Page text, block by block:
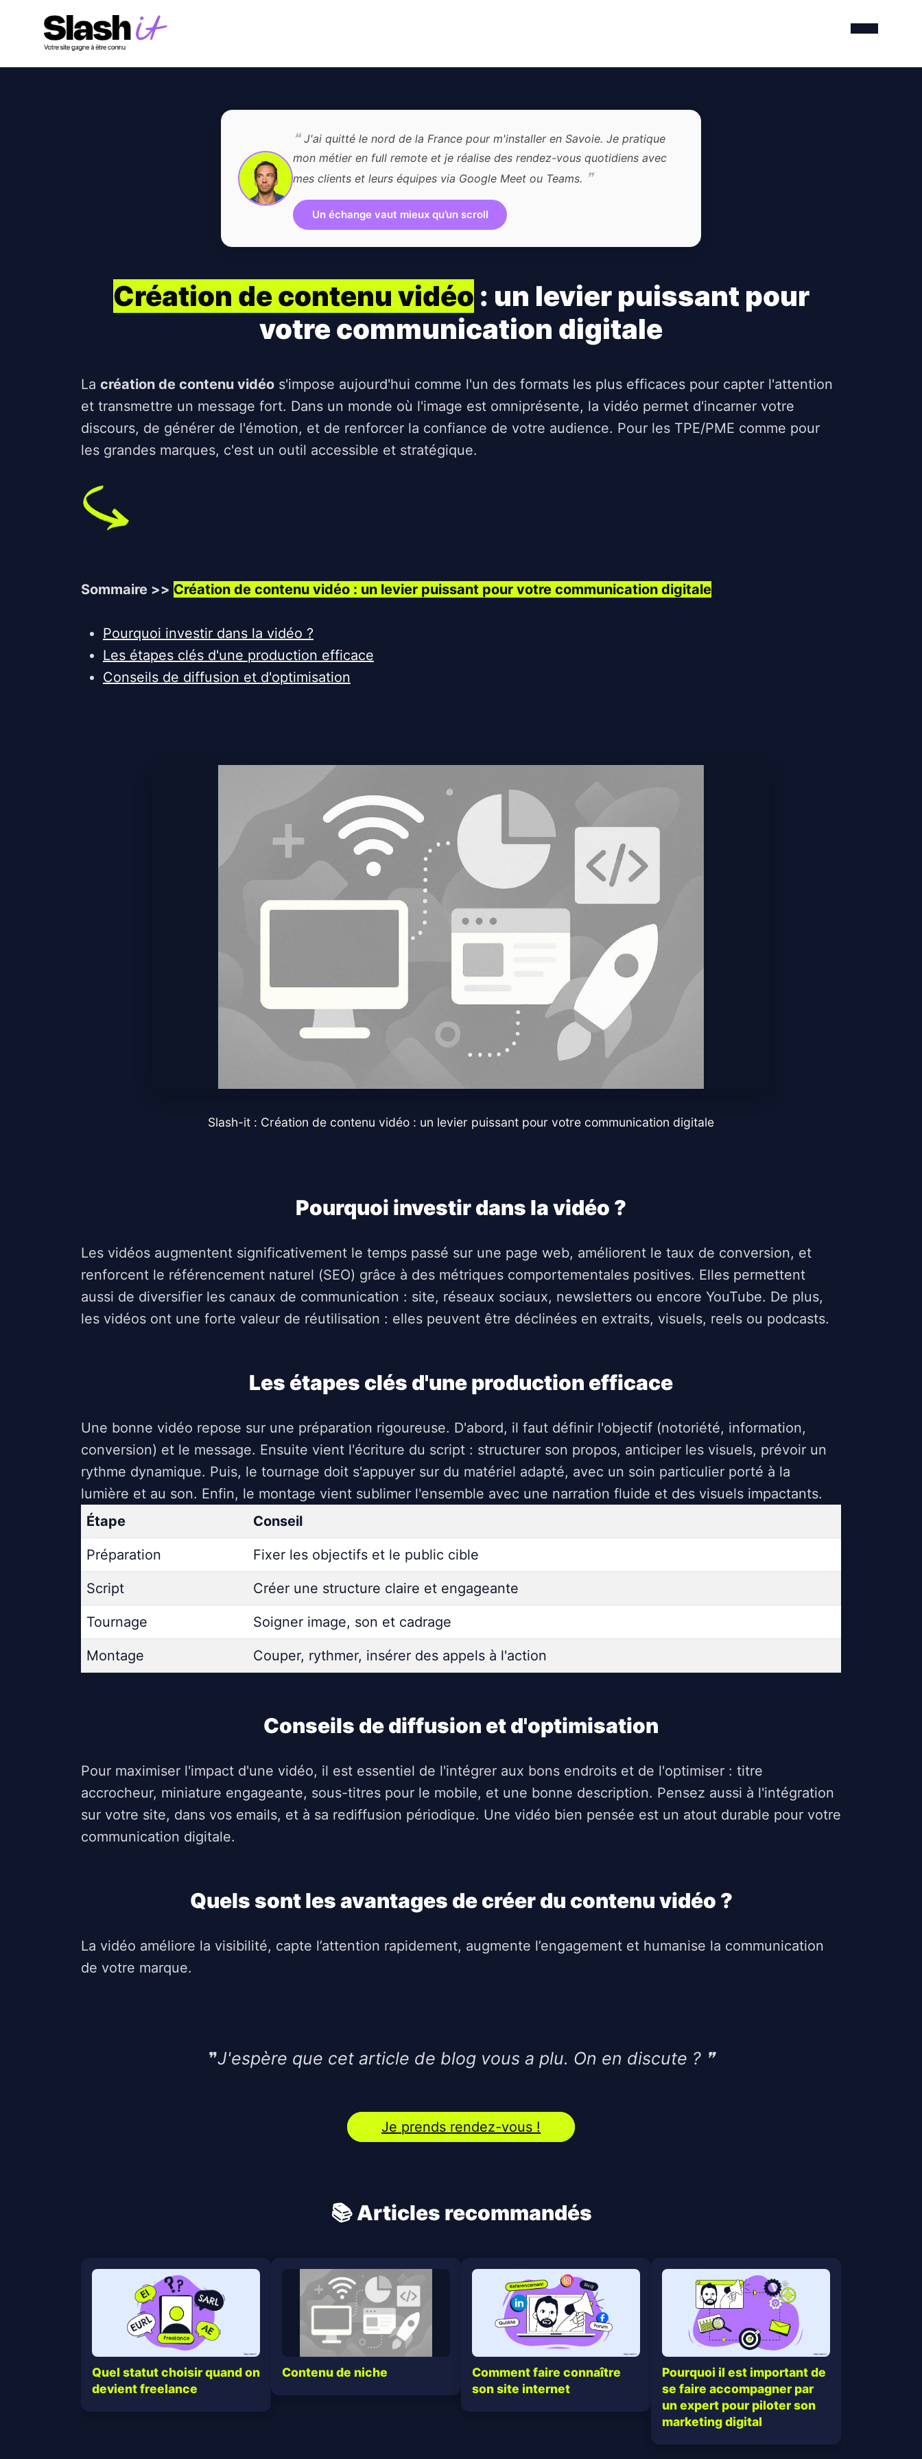
❝J'ai quitté le nord de la France pour m'installer en Savoie. Je pratique
mon métier en full remote et je réalise des rendez-vous quotidiens avec
mes clients et leurs équipes via Google Meet ou Teams. ❞
Un échange vaut mieux qu’un scroll
Création de contenu vidéo : un levier puissant pour
votre communication digitale
La création de contenu vidéo s'impose aujourd'hui comme l'un des formats les plus efficaces pour capter l'attention
et transmettre un message fort. Dans un monde où l'image est omniprésente, la vidéo permet d'incarner votre
discours, de générer de l'émotion, et de renforcer la confiance de votre audience. Pour les TPE/PME comme pour
les grandes marques, c'est un outil accessible et stratégique.
Sommaire >> Création de contenu vidéo : un levier puissant pour votre communication digitale
Pourquoi investir dans la vidéo ?
Les étapes clés d'une production efficace
Conseils de diffusion et d'optimisation
Slash-it : Création de contenu vidéo : un levier puissant pour votre communication digitale
Pourquoi investir dans la vidéo ?
Les vidéos augmentent significativement le temps passé sur une page web, améliorent le taux de conversion, et
renforcent le référencement naturel (SEO) grâce à des métriques comportementales positives. Elles permettent
aussi de diversifier les canaux de communication : site, réseaux sociaux, newsletters ou encore YouTube. De plus,
les vidéos ont une forte valeur de réutilisation : elles peuvent être déclinées en extraits, visuels, reels ou podcasts.
Les étapes clés d'une production efficace
Une bonne vidéo repose sur une préparation rigoureuse. D'abord, il faut définir l'objectif (notoriété, information,
conversion) et le message. Ensuite vient l'écriture du script : structurer son propos, anticiper les visuels, prévoir un
rythme dynamique. Puis, le tournage doit s'appuyer sur du matériel adapté, avec un soin particulier porté à la
lumière et au son. Enfin, le montage vient sublimer l'ensemble avec une narration fluide et des visuels impactants.
Étape
Conseil
Préparation Fixer les objectifs et le public cible
Script Créer une structure claire et engageante
Tournage Soigner image, son et cadrage
Montage Couper, rythmer, insérer des appels à l'action
Conseils de diffusion et d'optimisation
Pour maximiser l'impact d'une vidéo, il est essentiel de l'intégrer aux bons endroits et de l'optimiser : titre
accrocheur, miniature engageante, sous-titres pour le mobile, et une bonne description. Pensez aussi à l'intégration
sur votre site, dans vos emails, et à sa rediffusion périodique. Une vidéo bien pensée est un atout durable pour votre
communication digitale.
Quels sont les avantages de créer du contenu vidéo ?
La vidéo améliore la visibilité, capte l’attention rapidement, augmente l’engagement et humanise la communication
de votre marque.
❞J'espère que cet article de blog vous a plu. On en discute ? ❞
Je prends rendez-vous !
📚 Articles recommandés
Quel statut choisir quand on
devient freelance
Contenu de niche
Comment faire connaître
son site internet
Pourquoi il est important de
se faire accompagner par
un expert pour piloter son
marketing digital